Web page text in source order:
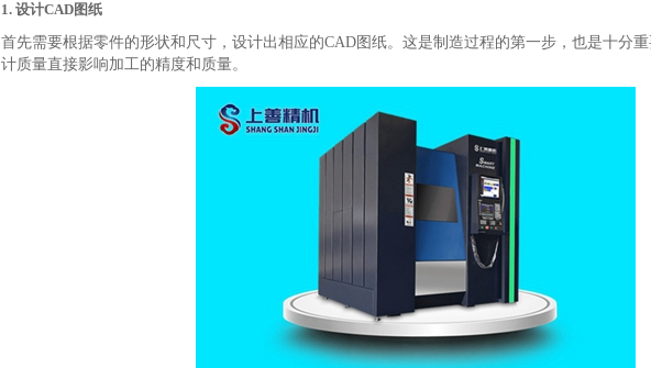
1. 设计CAD图纸
首先需要根据零件的形状和尺寸，设计出相应的CAD图纸。这是制造过程的第一步，也是十分
计质量直接影响加工的精度和质量。